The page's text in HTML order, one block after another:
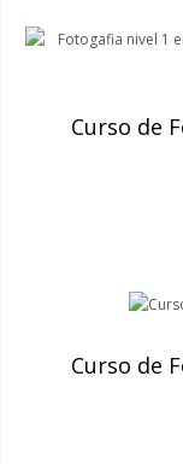
Curso de
Curso de